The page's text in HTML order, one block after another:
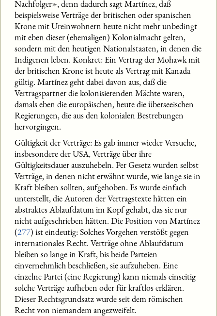
Nachfolger», denn dadurch sagt Martínez, daß
beispielsweise Verträge der britischen oder spanischen
Krone mit Ureinwohnern heute nicht mehr unbedingt
mit eben dieser (ehemaligen) Kolonialmacht gelten,
sondern mit den heutigen Nationalstaaten, in denen die
Indigenen leben. Konkret: Ein Vertrag der Mohawk mit
der britischen Krone ist heute als Vertrag mit Kanada
gültig. Martínez geht dabei davon aus, daß die
Vertragspartner die kolonisierenden Mächte waren,
damals eben die europäischen, heute die überseeischen
Regierungen, die aus den kolonialen Bestrebungen
hervorgingen.
Gültigkeit der Verträge: Es gab immer wieder Versuche,
insbesondere der USA, Verträge über ihre
Gültigkeitsdauer auszuhebeln. Per Gesetz wurden selbst
Verträge, in denen nicht erwähnt wurde, wie lange sie in
Kraft bleiben sollten, aufgehoben. Es wurde einfach
unterstellt, die Autoren der Vertragstexte hätten ein
abstraktes Ablaufdatum im Kopf gehabt, das sie nur
nicht aufgeschrieben hätten. Die Position von Martínez
(277) ist eindeutig: Solches Vorgehen verstößt gegen
internationales Recht. Verträge ohne Ablaufdatum
bleiben so lange in Kraft, bis beide Parteien
einvernehmlich beschließen, sie aufzuheben. Eine
einzelne Partei (eine Regierung) kann niemals einseitig
solche Verträge aufheben oder für kraftlos erklären.
Dieser Rechtsgrundsatz wurde seit dem römischen
Recht von niemandem angezweifelt.